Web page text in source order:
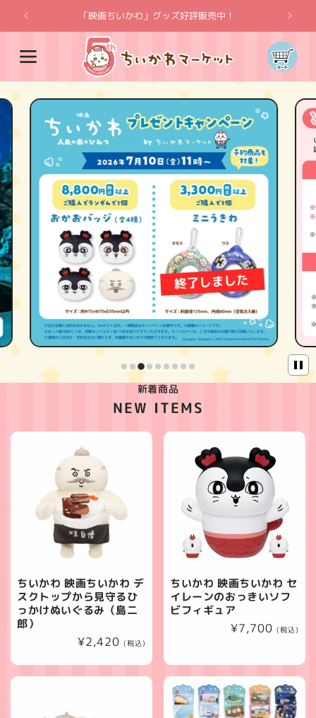
ンツに
進む
「映画ちいかわ」グッズ好評販売中！
カ
ー
ト
新着商品
NEW ITEMS
ちいかわ 映画ちいかわ デ
スクトップから見守るひ
っかけぬいぐるみ（島二
郎）
通
価
¥2,420 (税込)
ちいかわ 映画ちいかわ セ
イレーンのおっきいソフ
ビフィギュア
通
格
¥7,700 (税込)